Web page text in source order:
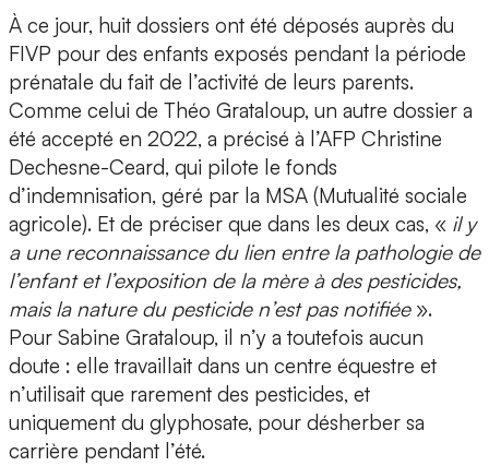
À ce jour, huit dossiers ont été déposés auprès du
FIVP pour des enfants exposés pendant la période
prénatale du fait de l’activité de leurs parents.
Comme celui de Théo Grataloup, un autre dossier a
été accepté en 2022, a précisé à l’AFP Christine
Dechesne-Ceard, qui pilote le fonds
d’indemnisation, géré par la MSA (Mutualité sociale
agricole). Et de préciser que dans les deux cas, « il y
a une reconnaissance du lien entre la pathologie de
l’enfant et l’exposition de la mère à des pesticides,
mais la nature du pesticide n’est pas notifiée».
Pour Sabine Grataloup, il n’y a toutefois aucun
doute : elle travaillait dans un centre équestre et
n’utilisait que rarement des pesticides, et
uniquement du glyphosate, pour désherber sa
carrière pendant l’été.